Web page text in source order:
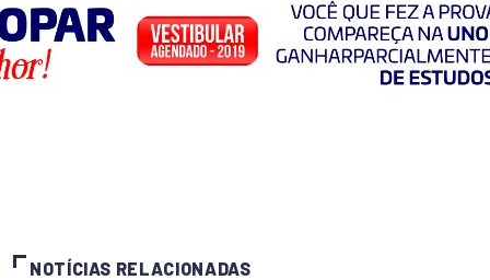
NOTÍCIAS RELACIONADAS